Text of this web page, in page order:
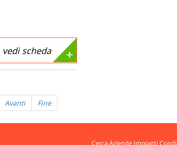
vedi scheda
Avanti Fine
Cerca Aziende Impianti